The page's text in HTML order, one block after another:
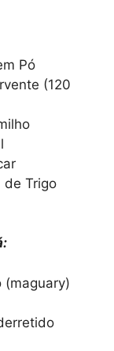
Pó
(120
de Trigo
(maguary)